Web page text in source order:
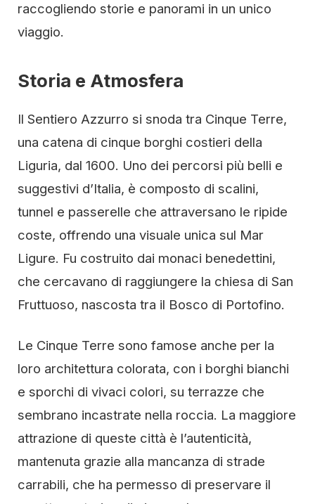
raccogliendo storie e panorami in un unico
viaggio.
Storia e Atmosfera
Il Sentiero Azzurro si snoda tra Cinque Terre,
una catena di cinque borghi costieri della
Liguria, dal 1600. Uno dei percorsi più belli e
suggestivi d’Italia, è composto di scalini,
tunnel e passerelle che attraversano le ripide
coste, offrendo una visuale unica sul Mar
Ligure. Fu costruito dai monaci benedettini,
che cercavano di raggiungere la chiesa di San
Fruttuoso, nascosta tra il Bosco di Portofino.
Le Cinque Terre sono famose anche per la
loro architettura colorata, con i borghi bianchi
e sporchi di vivaci colori, su terrazze che
sembrano incastrate nella roccia. La maggiore
attrazione di queste città è l’autenticità,
mantenuta grazie alla mancanza di strade
carrabili, che ha permesso di preservare il